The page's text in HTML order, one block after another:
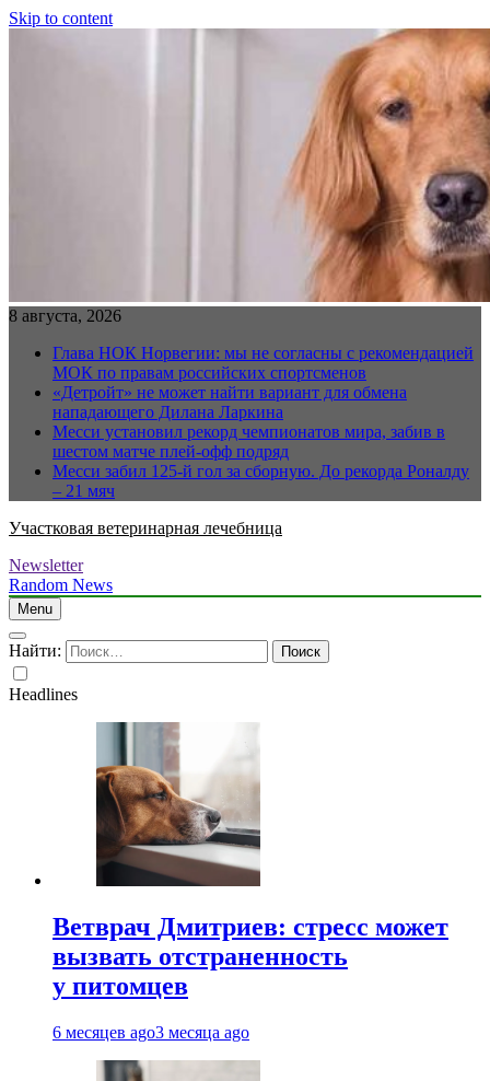
Skip to content
8 августа, 2026
Глава НОК Норвегии: мы не согласны с рекомендацией
МОК по правам российских спортсменов
«Детройт» не может найти вариант для обмена
нападающего Дилана Ларкина
Месси установил рекорд чемпионатов мира, забив в
шестом матче плей‑офф подряд
Месси забил 125-й гол за сборную. До рекорда Роналду
– 21 мяч
Участковая ветеринарная лечебница
Newsletter
Random News
Menu
Найти:
Headlines
Ветврач Дмитриев: стресс может
вызвать отстраненность
у питомцев
6 месяцев ago3 месяца ago